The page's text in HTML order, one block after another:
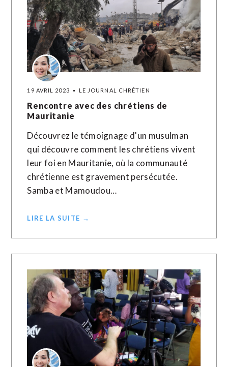
19 AVRIL 2023 LE JOURNAL CHRÉTIEN
Rencontre avec des chrétiens de
Mauritanie
Découvrez le témoignage d'un musulman
qui découvre comment les chrétiens vivent
leur foi en Mauritanie, où la communauté
chrétienne est gravement persécutée.
Samba et Mamoudou…
LIRE LA SUITE →